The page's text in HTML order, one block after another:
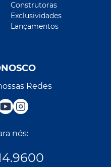
Construtoras
Exclusividades
Lançamentos
Redes
nós: